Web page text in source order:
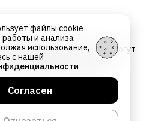
файлы cookie
и анализа
с нашей
конфиденциальности
Согласен
публичной офертойи могут
курса валют
защищены.Об обработке